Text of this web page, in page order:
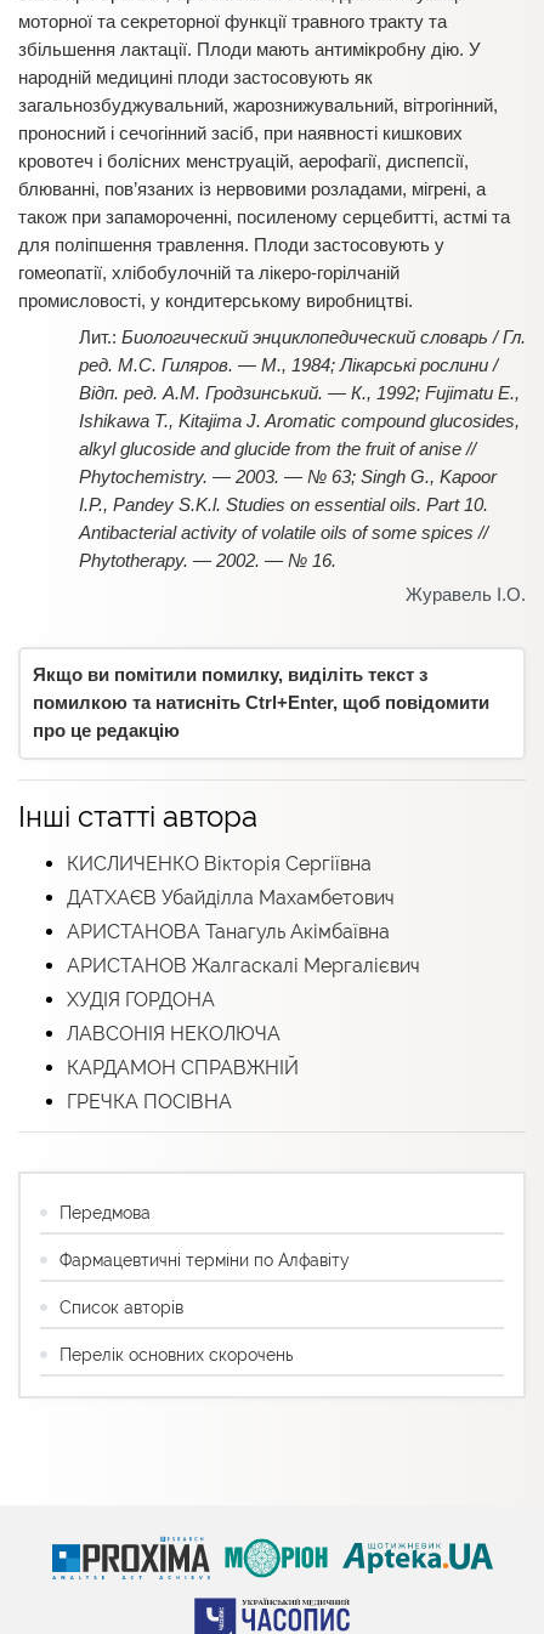
моторної та секреторної функції травного тракту та
збільшення лактації. Плоди мають антимікробну дію. У
народній медицині плоди застосовують як
загальнозбуджувальний, жарознижувальний, вітрогінний,
проносний і сечогінний засіб, при наявності кишкових
кровотеч і болісних менструацій, аерофагії, диспепсії,
блюванні, пов’язаних із нервовими розладами, мігрені, а
також при запамороченні, посиленому серцебитті, астмі та
для поліпшення травлення. Плоди застосовують у
гомеопатії, хлібобулочній та лікеро-горілчаній
промисловості, у кондитерському виробництві.
Биологический энциклопедический словарь / Гл.
ред. М.С. Гиляров. — М., 1984; Лікарські рослини /
Відп. ред. А.М. Гродзинський. — К., 1992; Fujimatu E.,
Ishikawa T., Kitajima J. Aromatic compound glucosides,
alkyl glucoside and glucide from the fruit of anise //
Phytochemistry. — 2003. — № 63; Singh G., Kapoor
I.P., Pandey S.K.l. Studies on essential oils. Part 10.
Antibacterial activity of volatile oils of some spices //
Phytotherapy. — 2002. — № 16.
Журавель І.О.
Якщо ви помітили помилку, виділіть текст з
помилкою та натисніть Ctrl+Enter, щоб повідомити
про це редакцію
Інші статті автора
КИСЛИЧЕНКО Вікторія Сергіївна
ДАТХАЄВ Убайділла Махамбетович
АРИСТАНОВА Танагуль Акімбаївна
АРИСТАНОВ Жалгаскалі Мергалієвич
ХУДІЯ ГОРДОНА
ЛАВСОНІЯ НЕКОЛЮЧА
КАРДАМОН СПРАВЖНІЙ
ГРЕЧКА ПОСІВНА
Передмова
Фармацевтичні терміни по Алфавіту
Список авторів
Перелік основних скорочень